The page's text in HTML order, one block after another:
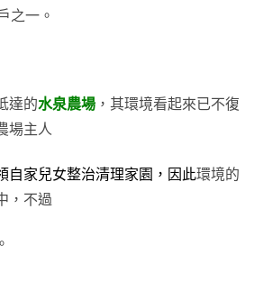
之一。
達的水泉農場，其環境看起來已不復
場主人
自家兒女整治清理家園，因此環境的
，不過
。